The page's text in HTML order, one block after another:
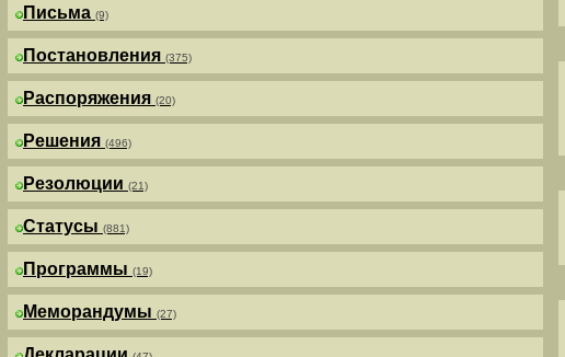
Письма (9)
Постановления (375)
Распоряжения (20)
Решения (496)
Резолюции (21)
Статусы (881)
Программы (19)
Меморандумы (27)